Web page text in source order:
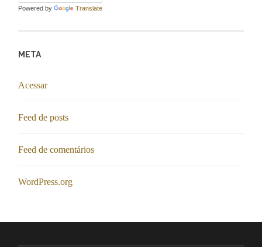
Powered by Translate
META
Acessar
Feed de posts
Feed de comentários
WordPress.org